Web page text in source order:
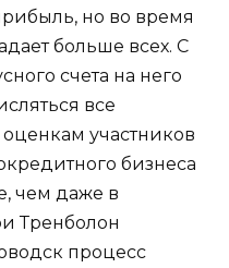
но во время
больше всех. С
счета на него
все
участников
бизнеса
чем даже в
Тренболон
процесс